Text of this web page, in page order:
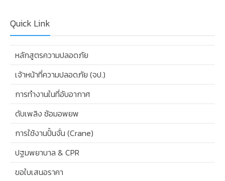
Quick Link
หลักสูตรความปลอดภัย
เจ้าหน้าที่ความปลอดภัย (จป.)
การทำงานในที่อับอากาศ
ดับเพลิง ซ้อมอพยพ
การใช้งานปั้นจั่น (Crane)
ปฐมพยาบาล & CPR
ขอใบเสนอราคา